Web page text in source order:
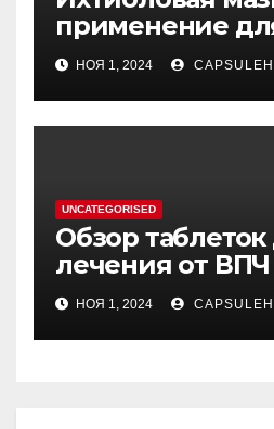
применение
фурункулов
НОЯ 1, 2024
UNCATEGORISED
Обзор
лечения от ВПЧ
НОЯ 1, 2024